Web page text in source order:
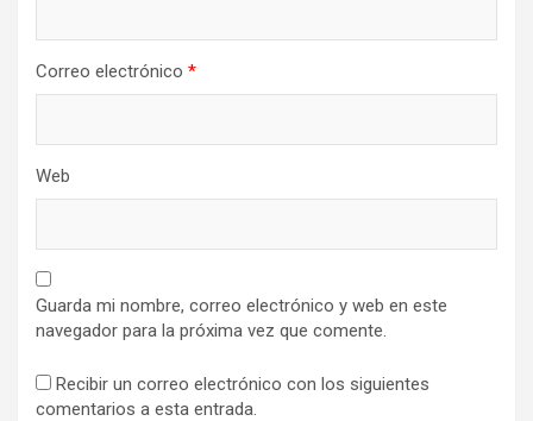
Correo electrónico *
Web
Guarda mi nombre, correo electrónico y web en este
navegador para la próxima vez que comente.
Recibir un correo electrónico con los siguientes
comentarios a esta entrada.